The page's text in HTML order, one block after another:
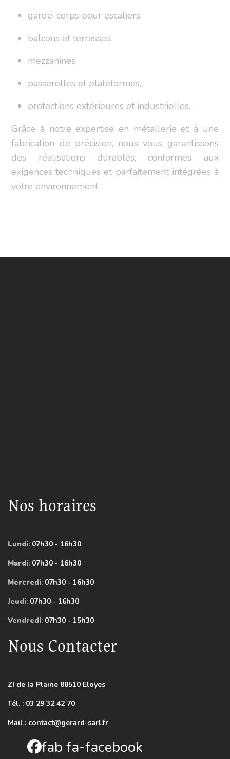
garde-corps pour escaliers,
balcons et terrasses,
mezzanines,
passerelles et plateformes,
protections extérieures et industrielles.
Grâce à notre expertise en métallerie et à une
fabrication de précision, nous vous garantissons
des réalisations durables, conformes aux
exigences techniques et parfaitement intégrées à
votre environnement.
Nos horaires
Lundi: 07h30 - 16h30
Mardi: 07h30 - 16h30
Mercredi: 07h30 - 16h30
Jeudi: 07h30 - 16h30
Vendredi: 07h30 - 15h30
Nous Contacter
ZI de la Plaine 88510 Eloyes
Tél. : 03 29 32 42 70
Mail : contact@gerard-sarl.fr
fab fa-facebook